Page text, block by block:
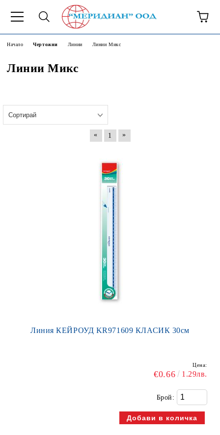
Начало Чертожни Линии Линии Микс
Линии Микс
« 1 »
Линия КЕЙРОУД KR971609 КЛАСИК 30см
Цена:
€0.66 1.29лв.
Брой: